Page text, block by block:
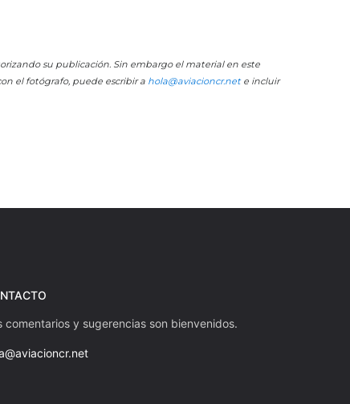
su publicación. Sin embargo el material en este
el fotógrafo, puede escribir a hola@aviacioncr.nete incluir
comentarios y sugerencias son bienvenidos.